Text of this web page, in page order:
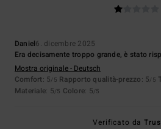
Daniel6. dicembre 2025
Era decisamente troppo grande, è stato
Mostra originale - Deutsch
Comfort: 5/5 Rapporto qualità-prezzo: 5/5
Materiale: 5/5 Colore: 5/5
Verificato da